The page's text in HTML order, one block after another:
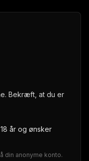
Bekræft, at du er
år og ønsker
din anonyme konto.